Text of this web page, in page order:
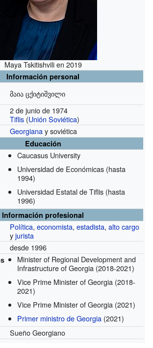
Maya Tskitishvili en 2019
Información personal
მაია ცქიტიშვილი
2 de junio de 1974
Tiflis (Unión Soviética)
Georgianay soviética
Educación
Caucasus University
Universidad de Económicas (hasta
1994)
Universidad Estatal de Tiflis (hasta
1996)
Información profesional
Política,economista,estadista,alto cargo
yjurista
desde 1996
Minister of Regional Development and
Infrastructure of Georgia (2018-2021)
Vice Prime Minister of Georgia (2018-
2021)
Vice Prime Minister of Georgia (2021)
Primer ministro de Georgia (2021)
Sueño Georgiano